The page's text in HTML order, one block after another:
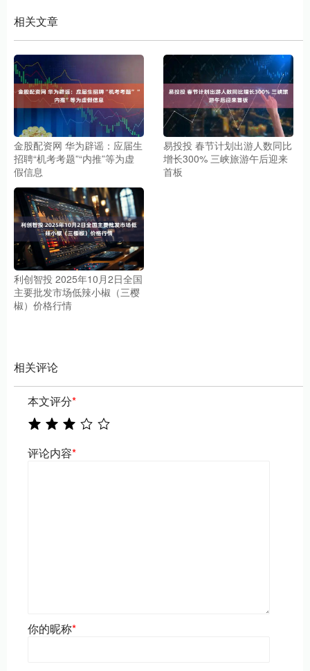
相关文章
金股配资网 华为辟谣：应届生
招聘“机考考题”“内推”等为虚
假信息
易投投 春节计划出游人数同比
增长300% 三峡旅游午后迎来
首板
利创智投 2025年10月2日全国
主要批发市场低辣小椒（三樱
椒）价格行情
相关评论
本文评分*
评论内容*
你的昵称*